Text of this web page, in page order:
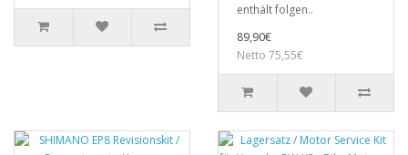
enthält folgen..
89,90€
Netto 75,55€